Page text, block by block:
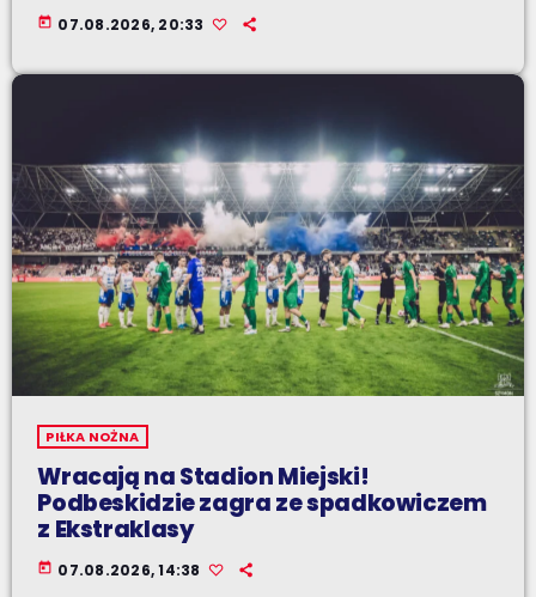
today 07.08.2026, 20:33
PIŁKA NOŻNA
Wracają na Stadion Miejski!
Podbeskidzie zagra ze spadkowiczem
z Ekstraklasy
today 07.08.2026, 14:38